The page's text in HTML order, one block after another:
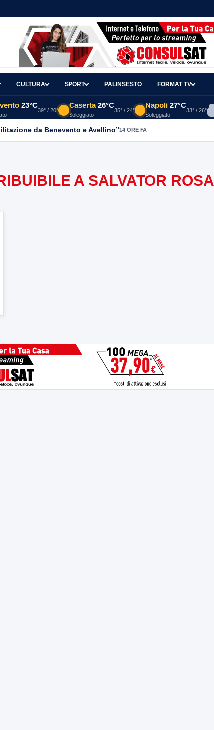
CULTURA SPORT PALINSESTO FORMAT TV
23°C
39° / 20°
Caserta 26°C
Soleggiato
35° / 24°
Napoli 27°C
Soleggiato
33° / 26°
da Benevento e Avellino”14 ORE FA
A SALVATOR ROSA